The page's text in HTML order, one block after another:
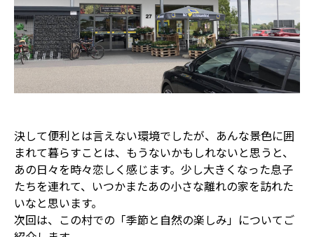
決して便利とは言えない環境でしたが、あんな景色に囲
まれて暮らすことは、もうないかもしれないと思うと、
あの日々を時々恋しく感じます。少し大きくなった息子
たちを連れて、いつかまたあの小さな離れの家を訪れた
いなと思います。
次回は、この村での「季節と自然の楽しみ」についてご